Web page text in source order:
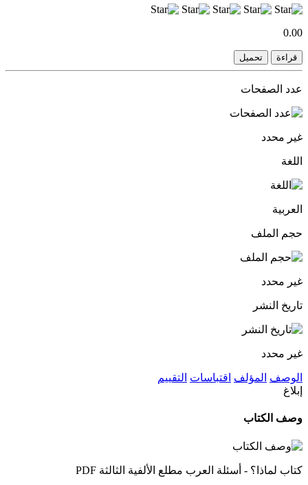
0.00
قراءة تحميل
عدد الصفحات
غير محدد
اللغة
العربية
حجم الملف
غير محدد
تاريخ النشر
غير محدد
الوصف المؤلف اقتباسات التقييم
إبلاغ
وصف الكتاب
كتاب لماذا؟ - أسئلة العرب مطلع الألفية الثالثة PDF